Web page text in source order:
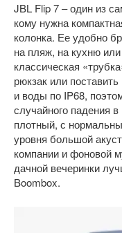
JBL Flip 7 – один из
кому нужна
колонка. Ее удобно
на пляж, на кухню
классическая
рюкзак или
и воды по IP68,
случайного падения
плотный, с
уровня большой
компании и фоновой
дачной вечеринки
Boombox.